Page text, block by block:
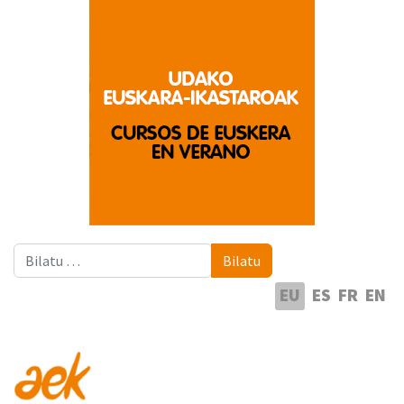
Bilatu Bilatu
EU ES FR EN